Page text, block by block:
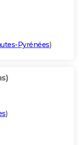
Pyrénées)
)